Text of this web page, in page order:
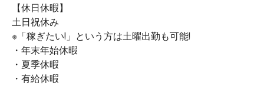
【休日休暇】
土日祝休み
※「稼ぎたい!」という方は土曜出勤も可能!
・年末年始休暇
・夏季休暇
・有給休暇